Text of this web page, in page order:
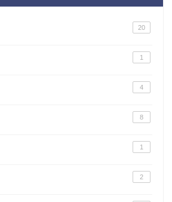
20
1
4
8
1
2